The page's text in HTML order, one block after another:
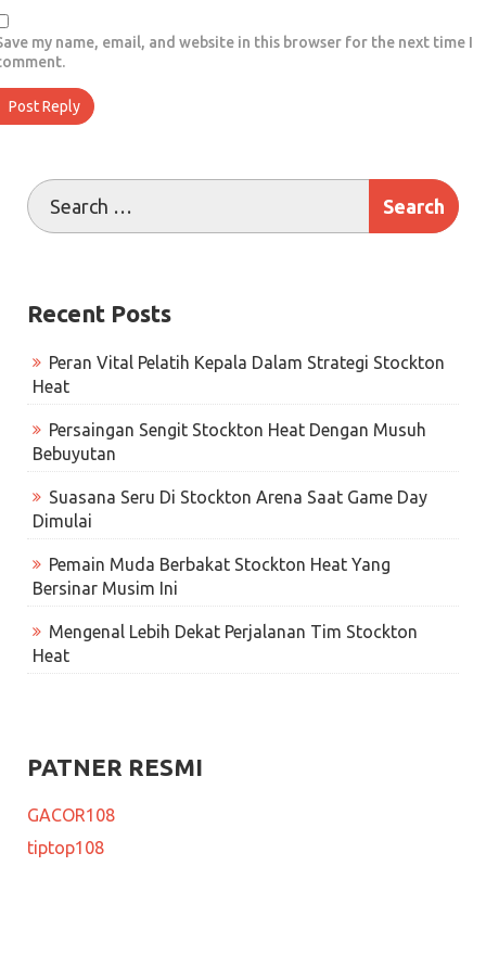
my name, email, and website in this browser for the next time I
Recent Posts
Peran Vital Pelatih Kepala Dalam Strategi Stockton
Heat
Persaingan Sengit Stockton Heat Dengan Musuh
Bebuyutan
Suasana Seru Di Stockton Arena Saat Game Day
Dimulai
Pemain Muda Berbakat Stockton Heat Yang
Bersinar Musim Ini
Mengenal Lebih Dekat Perjalanan Tim Stockton
Heat
PATNER RESMI
GACOR108
tiptop108